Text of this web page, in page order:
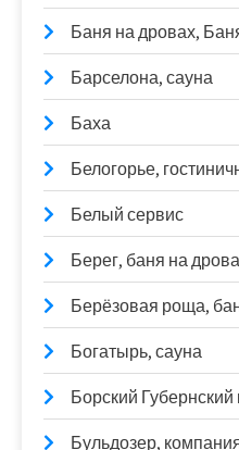
Баня на дровах,
Барселона, сауна
Баха
Белогорье,
Белый сервис
Берег, баня на
Берёзовая роща,
Богатырь, сауна
Борский
Бульдозер,